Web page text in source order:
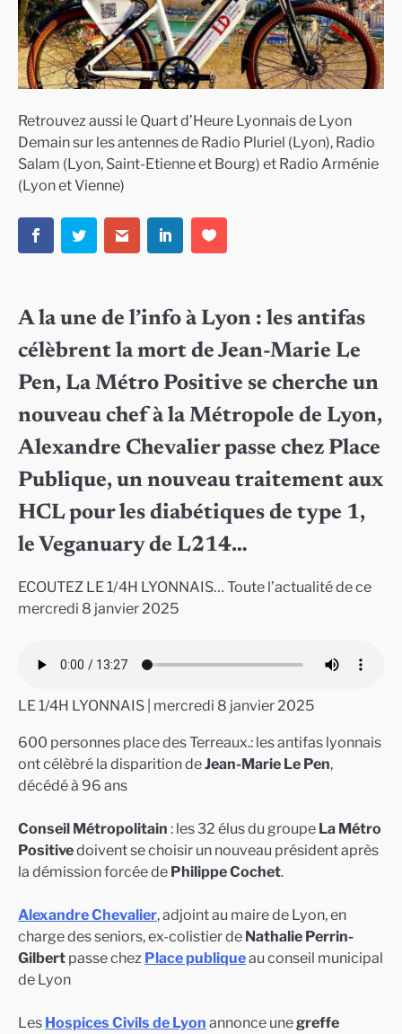
Retrouvez aussi le Quart d’Heure Lyonnais de Lyon
Demain sur les antennes de Radio Pluriel (Lyon), Radio
Salam (Lyon, Saint-Etienne et Bourg) et Radio Arménie
(Lyon et Vienne)
A la une de l’info à Lyon : les antifas
célèbrent la mort de Jean-Marie Le
Pen, La Métro Positive se cherche un
nouveau chef à la Métropole de Lyon,
Alexandre Chevalier passe chez Place
Publique, un nouveau traitement aux
HCL pour les diabétiques de type 1,
le Veganuary de L214…
ECOUTEZ LE 1/4H LYONNAIS… Toute l’actualité de ce
mercredi 8 janvier 2025
LE 1/4H LYONNAIS | mercredi 8 janvier 2025
600 personnes place des Terreaux.: les antifas lyonnais
ont célèbré la disparition deJean-Marie Le Pen,
décédé à 96 ans
Conseil Métropolitain : les 32 élus du groupe La Métro
Positivedoivent se choisir un nouveau président après
la démission forcée de Philippe Cochet.
Alexandre Chevalier, adjoint au maire de Lyon, en
charge des seniors, ex-colistier de Nathalie Perrin-
Gilbert passe chez Place publiqueau conseil municipal
de Lyon
Les Hospices Civils de Lyon annonce unegreffe